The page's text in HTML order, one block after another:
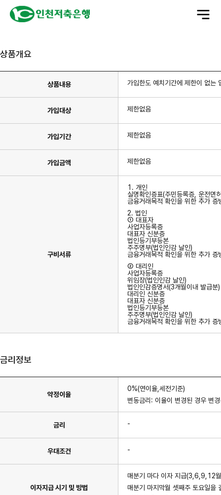
전
체
상품개요
상품내용 가입한도 예치기간에 제한이 없는
가입대상 제한없음
가입기간 제한없음
가입금액 제한없음
구비서류
1. 개인
실명확인증표(주민등록증, 운전면
금융거래목적 확인을 위한 추가 증
2. 법인
① 대표자
사업자등록증
대표자 신분증
법인등기부등본
주주명부(법인인감 날인)
금융거래목적 확인을 위한 추가 증
② 대리인
사업자등록증
위임장(법인인감 날인)
법인인감증명서(3개월이내 발급분)
대리인 신분증
대표자 신분증
법인등기부등본
주주명부(법인인감 날인)
금융거래목적 확인을 위한 추가 증
금리정보
약정이율
0%(연이율,세전기준)
변동금리: 이율이 변경된 경우 변
금리 -
우대조건 -
이자지급 시기 및 방법
매분기 마다 이자 지급(3,6,9,12
매분기 마지막월 셋째주 토요일을